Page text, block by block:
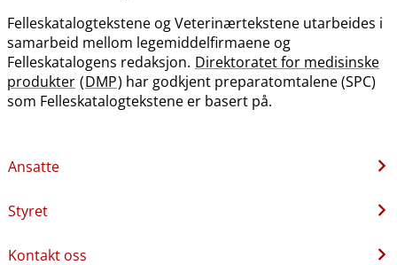
Felleskatalogtekstene og Veterinærtekstene utarbeides i
samarbeid mellom legemiddelfirmaene og
Felleskatalogens redaksjon. Direktoratet for medisinske
produkter (DMP) har godkjent preparatomtalene (SPC)
som Felleskatalogtekstene er basert på.
Ansatte
Styret
Kontakt oss